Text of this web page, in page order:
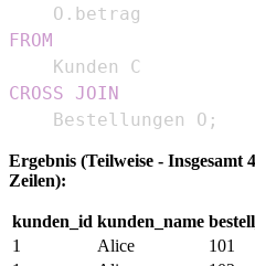
    O
.
FROM
CROSS
JOIN
    Bestellungen O
;
Ergebnis (Teilweise - Insgesamt
Zeilen):
kunden_id kunden_name
1
Alice 101